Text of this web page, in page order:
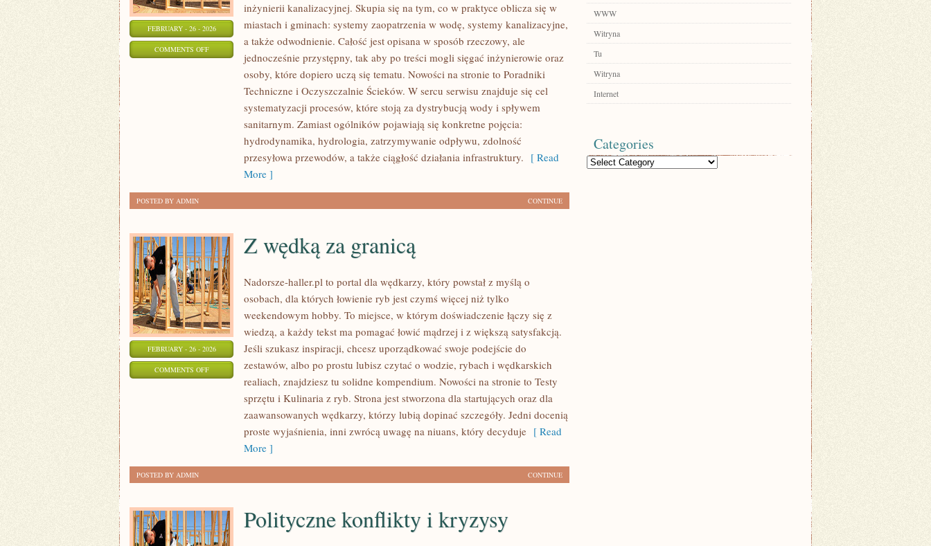
FEBRUARY - 26 - 2026
COMMENTS OFFON
MAGAZYNOWANIE
inżynierii kanalizacyjnej. Skupia się na tym, co w praktyce oblicza się w
miastach i gminach: systemy zaopatrzenia w wodę, systemy kanalizacyjne,
a także odwodnienie. Całość jest opisana w sposób rzeczowy, ale
jednocześnie przystępny, tak aby po treści mogli sięgać inżynierowie oraz
osoby, które dopiero uczą się tematu. Nowości na stronie to Poradniki
Techniczne i Oczyszczalnie Ścieków. W sercu serwisu znajduje się cel
systematyzacji procesów, które stoją za dystrybucją wody i spływem
sanitarnym. Zamiast ogólników pojawiają się konkretne pojęcia:
hydrodynamika, hydrologia, zatrzymywanie odpływu, zdolność
przesyłowa przewodów, a także ciągłość działania infrastruktury. [ Read
More ]
CONTINUE
POSTED BY ADMIN
FEBRUARY - 26 - 2026
COMMENTS OFFON
Z wędką za granicą
Nadorsze-haller.pl to portal dla wędkarzy, który powstał z myślą o
osobach, dla których łowienie ryb jest czymś więcej niż tylko
weekendowym hobby. To miejsce, w którym doświadczenie łączy się z
wiedzą, a każdy tekst ma pomagać łowić mądrzej i z większą satysfakcją.
Jeśli szukasz inspiracji, chcesz uporządkować swoje podejście do
zestawów, albo po prostu lubisz czytać o wodzie, rybach i wędkarskich
realiach, znajdziesz tu solidne kompendium. Nowości na stronie to Testy
sprzętu i Kulinaria z ryb. Strona jest stworzona dla startujących oraz dla
zaawansowanych wędkarzy, którzy lubią dopinać szczegóły. Jedni docenią
proste wyjaśnienia, inni zwrócą uwagę na niuans, który decyduje [ Read
More ]
CONTINUE
POSTED BY ADMIN
Polityczne konflikty i kryzysy
WWW
Witryna
Tu
Witryna
Internet
Categories
Categories